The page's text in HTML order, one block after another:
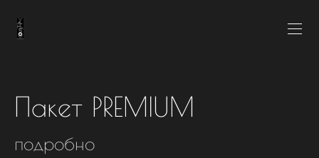
Пакет PREMIUM
подробно